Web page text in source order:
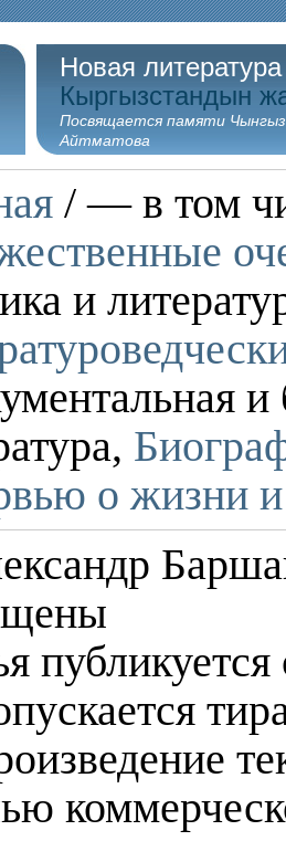
Новая
Кыргызстандын
Посвящается памяти
Айтматова
/ — в том
и
и
о жизни и